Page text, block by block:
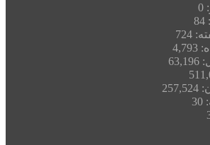
0
84
724
4,793
63,196
257,524
30